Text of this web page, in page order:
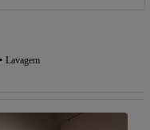
Lavagem